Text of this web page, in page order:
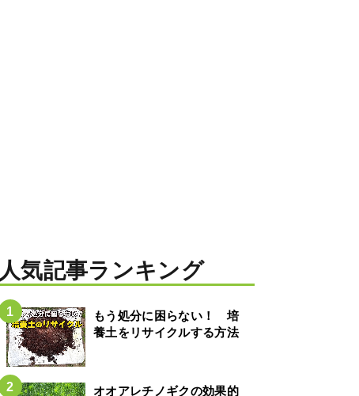
人気記事ランキング
もう処分に困らない！ 培
養土をリサイクルする方法
オオアレチノギクの効果的